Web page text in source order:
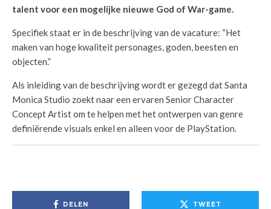
talent voor een mogelijke nieuwe God of War-game.
Specifiek staat er in de beschrijving van de vacature: “Het
maken van hoge kwaliteit personages, goden, beesten en
objecten.”
Als inleiding van de beschrijving wordt er gezegd dat Santa
Monica Studio zoekt naar een ervaren Senior Character
Concept Artist om te helpen met het ontwerpen van genre
definiërende visuals enkel en alleen voor de PlayStation.
DELEN TWEET